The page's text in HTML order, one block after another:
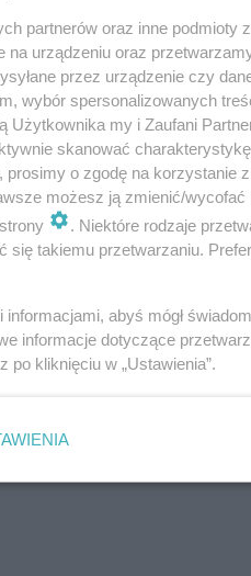
partnerów oraz inne podmioty
na urządzeniu oraz
przez urządzenie czy
wybór spersonalizowanych
Użytkownika my i Zaufani
skanować
o zgodę na korzystanie
możesz ją zmienić/
. Niektóre rodzaje
się takiemu przetwarzaniu.
informacjami, abyś mógł
informacje dotyczące
po kliknięciu w „Ustawienia”.